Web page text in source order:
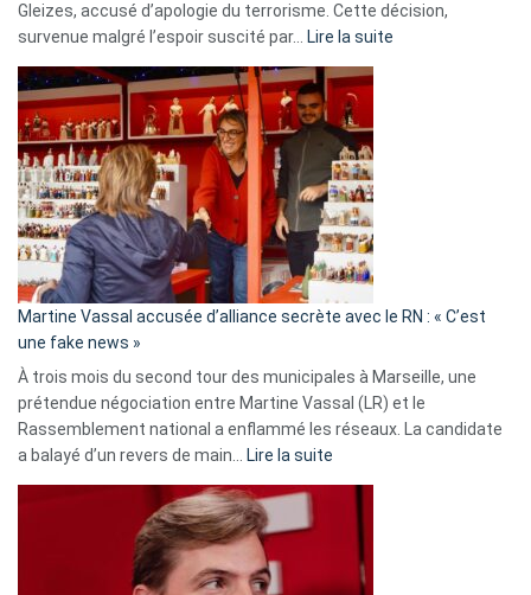
Gleizes, accusé d’apologie du terrorisme. Cette décision,
survenue malgré l’espoir suscité par…
Lire la suite
Algérie
Martine Vassal accusée d’alliance secrète avec le RN : « C’est
une fake news »
À trois mois du second tour des municipales à Marseille, une
prétendue négociation entre Martine Vassal (LR) et le
Rassemblement national a enflammé les réseaux. La candidate
a balayé d’un revers de main…
Lire la suite
d’alliance
secrète